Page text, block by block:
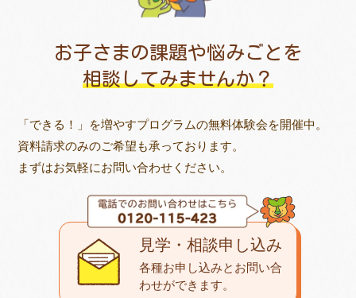
お子さまの課題や悩みごとを
相談してみませんか？
「できる！」を増やすプログラムの無料体験会を開催中。
資料請求のみのご希望も承っております。
まずはお気軽にお問い合わせください。
見学・相談申し込み
各種お申し込みとお問い合
わせができます。